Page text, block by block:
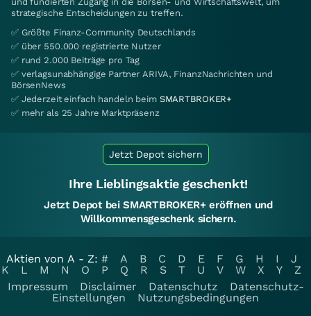
strategische Entscheidungen zu treffen.
✅ Größte Finanz-Community Deutschlands
✅ über 550.000 registrierte Nutzer
✅ rund 2.000 Beiträge pro Tag
✅ verlagsunabhängige Partner ARIVA, FinanzNachrichten und
BörsenNews
✅ Jederzeit einfach handeln beim SMARTBROKER+
✅ mehr als 25 Jahre Marktpräsenz
Jetzt Depot sichern
Ihre Lieblingsaktie geschenkt!
Jetzt Depot bei SMARTBROKER+ eröffnen und
Willkommensgeschenk sichern.
Aktien von A - Z: # A B C D E F G H I
J
K
L M N O P Q R S T U V W X Y
Z
Impressum
Disclaimer Datenschutz
Datenschutz-
Einstellungen
Nutzungsbedingungen